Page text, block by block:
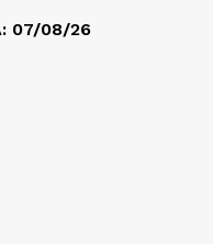
07/08/26